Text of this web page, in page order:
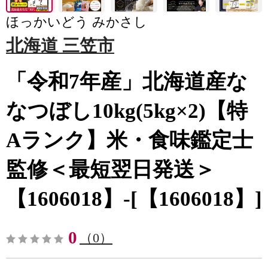
ほっかいどう みかさし
北海道 三笠市
「令和7年産」北海道産な
なつぼし10kg(5kg×2)【特
Aランク】米・食味鑑定士
監修＜最短翌日発送＞
【1606018】-[【1606018】]
0 （0）